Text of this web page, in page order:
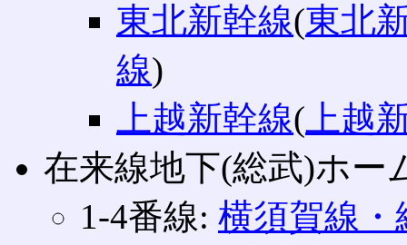
東北新幹線(東北
線)
上越新幹線( 上越
在来線地下(総武)ホー
1‐4番線: 横須賀線・